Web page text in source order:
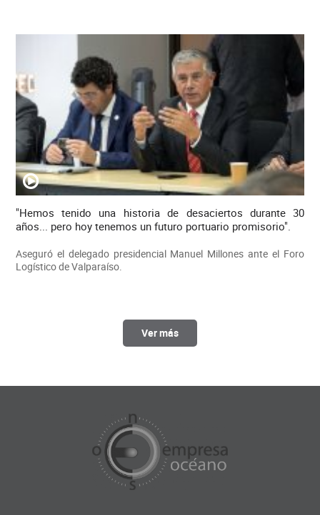
"Hemos tenido una historia de desaciertos durante 30
años... pero hoy tenemos un futuro portuario promisorio".
Aseguró el delegado presidencial Manuel Millones ante el Foro
Logístico de Valparaíso.
Ver más